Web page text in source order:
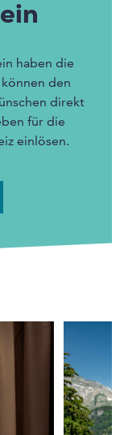
haben die
den
direkt
für die
einlösen.